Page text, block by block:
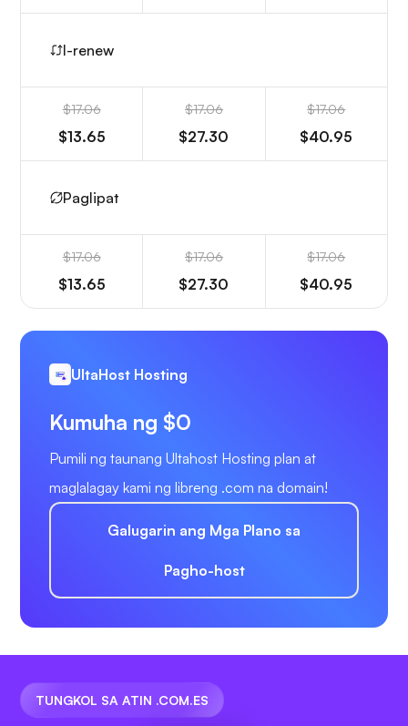
I-renew
$17.06
$13.65
$17.06
$27.30
$17.06
$40.95
Paglipat
$17.06
$13.65
$17.06
$27.30
$17.06
$40.95
UltaHost Hosting
Kumuha ng $0
Pumili ng taunang Ultahost Hosting plan at
maglalagay kami ng libreng .com na domain!
Galugarin ang Mga Plano sa
Pagho-host
TUNGKOL SA ATIN .COM.ES